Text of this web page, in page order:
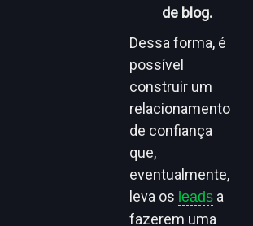
de blog.
Dessa forma, é
possível
construir um
relacionamento
de confiança
que,
eventualmente,
leva os leads a
fazerem uma